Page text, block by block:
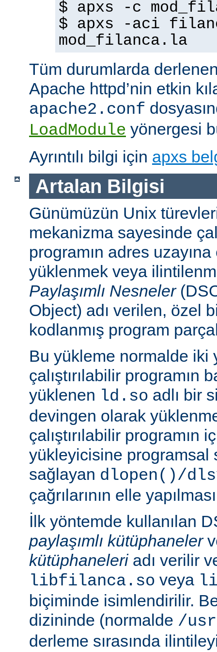
$ apxs -c
$ apxs -aci
mod_filanca.la
Tüm durumlarda
Apache httpd’nin etkin
apache2.conf
LoadModule yönergesi
Ayrıntılı bilgi için apxs
Artalan Bilgisi
Günümüzün Unix
mekanizma sayesinde
programın adres uzayına
yüklenmek veya
Paylaşımlı Nesneler
Object) adı verilen, özel
kodlanmış program
Bu yükleme normalde iki
çalıştırılabilir programın
yüklenen ld.so adlı bir
devingen olarak
çalıştırılabilir programın
yükleyicisine programsal
sağlayan dlopen()/
çağrılarının elle
İlk yöntemde kullanılan
paylaşımlı kütüphaneler
kütüphaneleriadı verilir
libfilanca.so veya
biçiminde isimlendirilir.
dizininde (normalde /
derleme sırasında